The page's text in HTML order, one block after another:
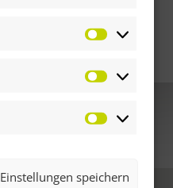
Vorlieben
Statistiken
Marketing
Einstellungen speichern